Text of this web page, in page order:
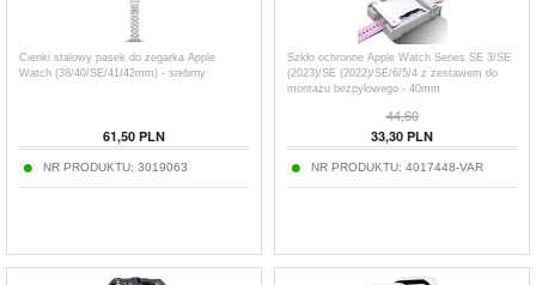
Cienki stalowy pasek do zegarka Apple
Watch (38/40/SE/41/42mm) - srebrny
61,50 PLN
NR PRODUKTU: 3019063
Szkło ochronne Apple Watch Series SE 3/SE
(2023)/SE (2022)/SE/6/5/4 z zestawem do
montażu bezpyłowego - 40mm
44,60
33,30 PLN
NR PRODUKTU: 4017448-VAR